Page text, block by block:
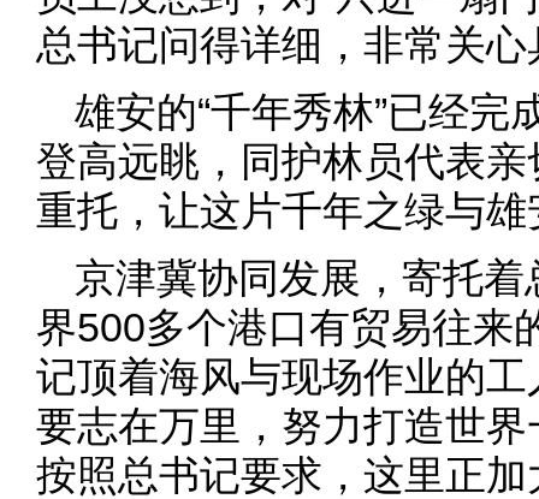
总书记问得详细，非常关
雄安的“千年秀林”已经
登高远眺，同护林员代表
重托，让这片千年之绿与
京津冀协同发展，寄托
界500多个港口有贸易往来
记顶着海风与现场作业的
要志在万里，努力打造世
按照总书记要求，这里正